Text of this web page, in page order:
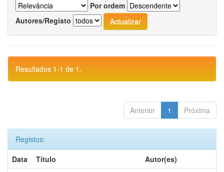
Por ordem
Autores/Registo
Resultados 1-1 de 1.
Anterior 1 Próxima
Registos:
Data
Título
Autor(es)